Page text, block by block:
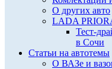
О других авто
LADA
Тест-
в Сочи
Статьи на автотемы
О ВАЗе и